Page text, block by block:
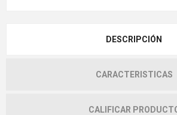
DESCRIPCIÓN
CARACTERISTICAS
CALIFICAR